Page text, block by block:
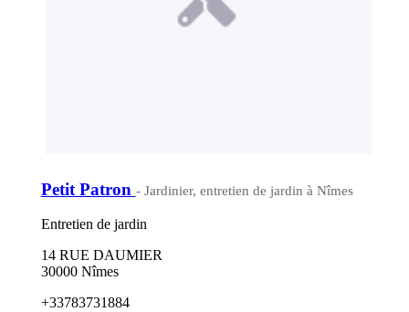
Petit Patron - Jardinier, entretien de jardin à Nîmes
Entretien de jardin
14 RUE DAUMIER
30000 Nîmes
+33783731884